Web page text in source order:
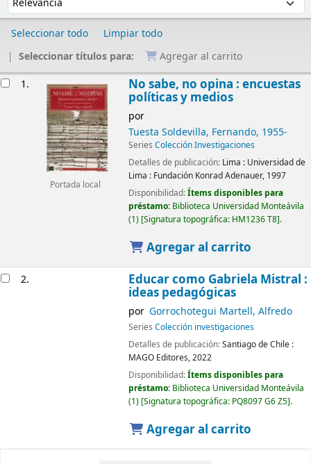
Seleccionar todo
Limpiar todo
Seleccionar títulos para:
Agregar al carrito
1.
Portada local
No sabe, no opina : encuestas
políticas y medios
por
Tuesta Soldevilla, Fernando, 1955-
Series Colección Investigaciones
Detalles de publicación: Lima : Universidad de
Lima : Fundación Konrad Adenauer, 1997
Disponibilidad:Ítems disponibles para
préstamo: Biblioteca Universidad Monteávila
(1) Signatura topográfica: HM1236 T8 .
Agregar al carrito
2. Educar como Gabriela Mistral :
ideas pedagógicas
por Gorrochotegui Martell, Alfredo
Series Colección investigaciones
Detalles de publicación:Santiago de Chile :
MAGO Editores,2022
Disponibilidad:Ítems disponibles para
préstamo: Biblioteca Universidad Monteávila
(1) Signatura topográfica: PQ8097 G6 Z5 .
Agregar al carrito